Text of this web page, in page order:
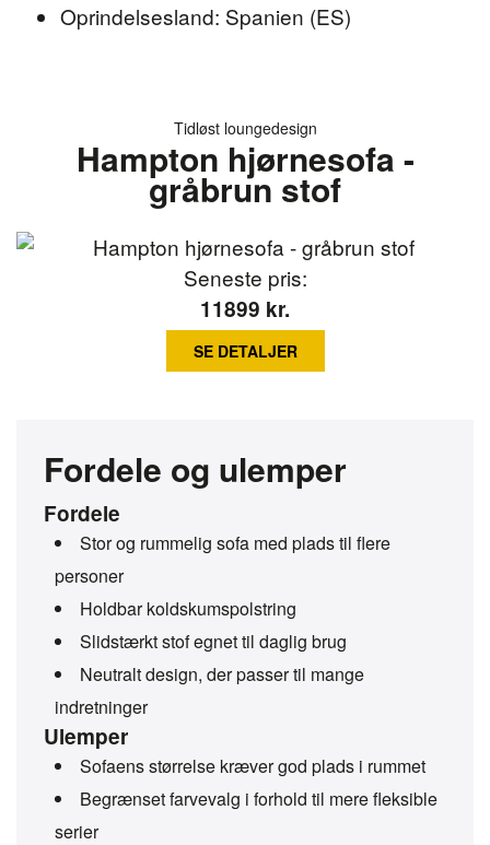
Oprindelsesland: Spanien (ES)
Tidløst loungedesign
Hampton hjørnesofa -
gråbrun stof
Fordele og ulemper
Fordele
Stor og rummelig sofa med plads til flere
personer
Holdbar koldskumspolstring
Slidstærkt stof egnet til daglig brug
Neutralt design, der passer til mange
indretninger
Ulemper
Sofaens størrelse kræver god plads i rummet
Begrænset farvevalg i forhold til mere fleksible
serier
Seneste pris:
11899 kr.
SE DETALJER